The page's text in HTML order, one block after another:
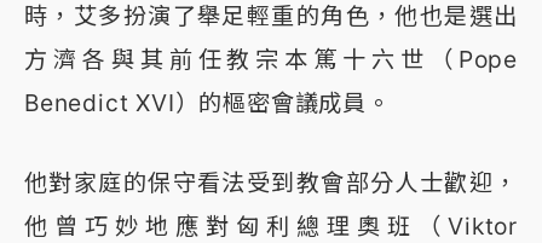
時，艾多扮演了舉足輕重的角色，他也是選出
方濟各與其前任教宗本篤十六世（Pope
Benedict XVI）的樞密會議成員。
他對家庭的保守看法受到教會部分人士歡迎，
他曾巧妙地應對匈利總理奧班（Viktor